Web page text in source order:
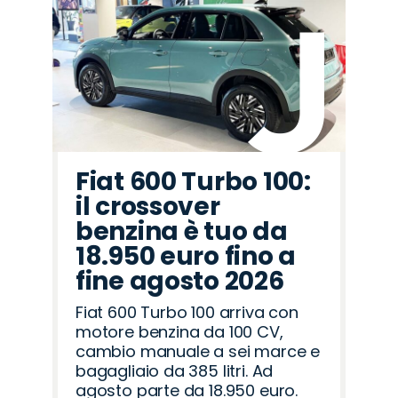
Peugeot
Jaecoo
Alfa
Romeo
Land
Rover
Cupra
Jeep
Omoda
Fiat
Citroën
Seat
Mazda
Opel
Abarth
Hyundai
Lancia
Fiat 600 Turbo 100:
il crossover
benzina è tuo da
18.950 euro fino a
fine agosto 2026
Fiat 600 Turbo 100 arriva con
motore benzina da 100 CV,
cambio manuale a sei marce e
bagagliaio da 385 litri. Ad
agosto parte da 18.950 euro.